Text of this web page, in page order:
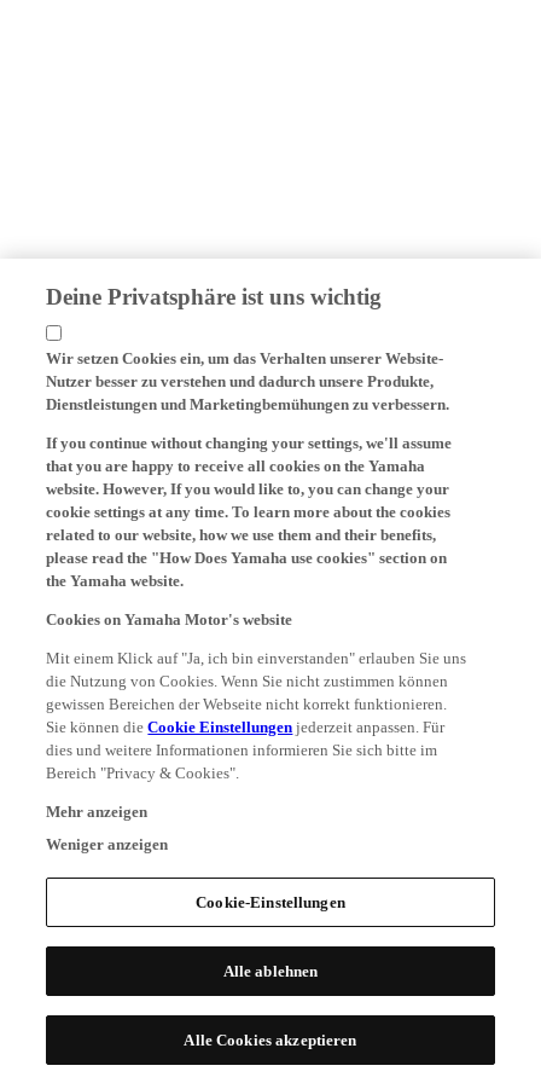
Deine Privatsphäre ist uns wichtig
Wir setzen Cookies ein, um das Verhalten unserer Website-
Nutzer besser zu verstehen und dadurch unsere Produkte,
Dienstleistungen und Marketingbemühungen zu verbessern.
If you continue without changing your settings, we'll assume
that you are happy to receive all cookies on the Yamaha
website. However, If you would like to, you can change your
cookie settings at any time. To learn more about the cookies
related to our website, how we use them and their benefits,
please read the "How Does Yamaha use cookies" section on
the Yamaha website.
Cookies on Yamaha Motor's website
Mit einem Klick auf "Ja, ich bin einverstanden" erlauben Sie uns
die Nutzung von Cookies. Wenn Sie nicht zustimmen können
gewissen Bereichen der Webseite nicht korrekt funktionieren.
Sie können dieCookie Einstellungen jederzeit anpassen. Für
dies und weitere Informationen informieren Sie sich bitte im
Bereich "Privacy & Cookies".
Mehr anzeigen
Weniger anzeigen
Cookie-Einstellungen
Alle ablehnen
Alle Cookies akzeptieren